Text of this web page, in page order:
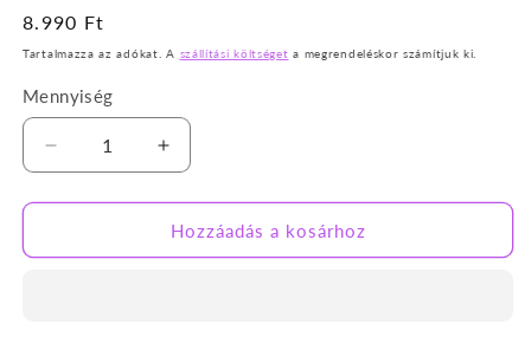
Normál
ár
8.990 Ft
Tartalmazza az adókat. A szállítási költséget a megrendeléskor számítjuk ki.
Mennyiség
Cotonella
ultrakönnyű
gyerekpaplan
cm
Cotonella
ultrakönnyű
gyerekpaplan
100x160
cm
Hozzáadás a kosárhoz